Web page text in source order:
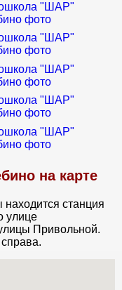
на карте
станция
улице
Привольной.